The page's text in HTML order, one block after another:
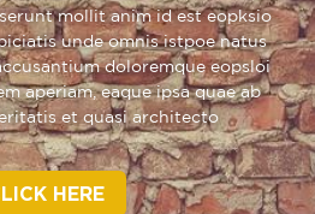
mollit anim id est eopksio
unde omnis istpoe natus
doloremque eopsloi
aperiam, eaque ipsa quae ab
et quasi architecto
HERE